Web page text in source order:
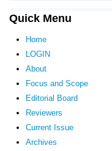
Quick Menu
Home
LOGIN
About
Focus and Scope
Editorial Board
Reviewers
Current Issue
Archives